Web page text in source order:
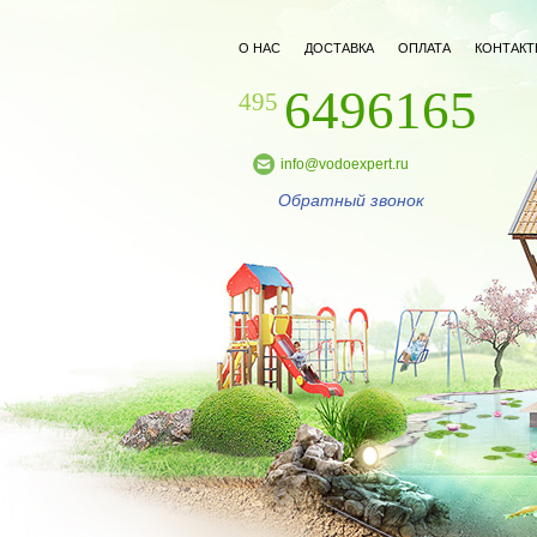
О НАС ДОСТАВКА ОПЛАТА
495 6496165
info@vodoexpert.ru
Обратный звонок